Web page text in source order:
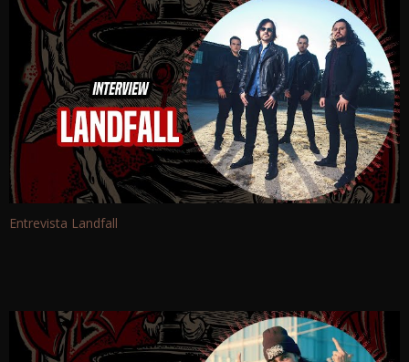
Entrevista Landfall